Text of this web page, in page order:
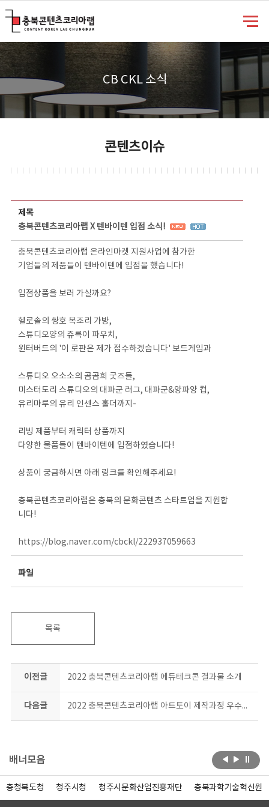
CB CKL 소식
콘텐츠이슈
제목
충북콘텐츠코리아랩 X 텐바이텐 입점 소식!
충북콘텐츠코리아랩 온라인마켓 지원사업에 참가한
기업들의 제품들이 텐바이텐에 입점을 했습니다!
입점상품을 보러 가실까요?
헬로솔의 쌍호 복조리 가방,
스튜디오양의 쥬륵이 파우치,
윈터버드의 '이 로판은 제가 접수하겠습니다' 보드게임과
스튜디오 오소소의 곰곰희 굿즈들,
미스터도리 스튜디오의 대파군 러그, 대파군&양파양 컵,
유리마루의 유리 인센스 홀더까지-
리빙 제품부터 캐릭터 상품까지
다양한 물품들이 텐바이텐에 입점하였습니다!
상품이 궁금하시면 아래 링크를 확인해주세요!
충북콘텐츠코리아랩은 충북의 문화콘텐츠 스타트업을 지원합
니다!
https://blog.naver.com/cbckl/222937059663
파일
목록
이전글 2022 충북콘텐츠코리아랩 에듀테크콘 결과물 소개
다음글 2022 충북콘텐츠코리아랩 아트토이 제작과정 우수작품 공개
배너모음
충청북도청 청주시청 청주시문화산업진흥재단 충북과학기술혁신원